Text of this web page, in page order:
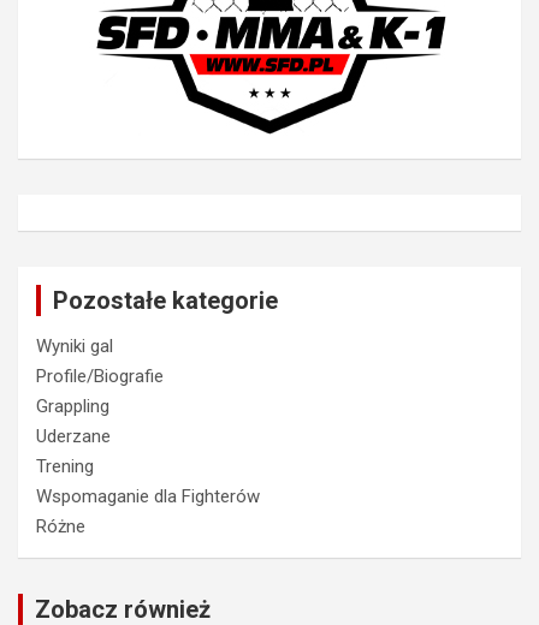
Pozostałe kategorie
Wyniki gal
Profile/Biografie
Grappling
Uderzane
Trening
Wspomaganie dla Fighterów
Różne
Zobacz również